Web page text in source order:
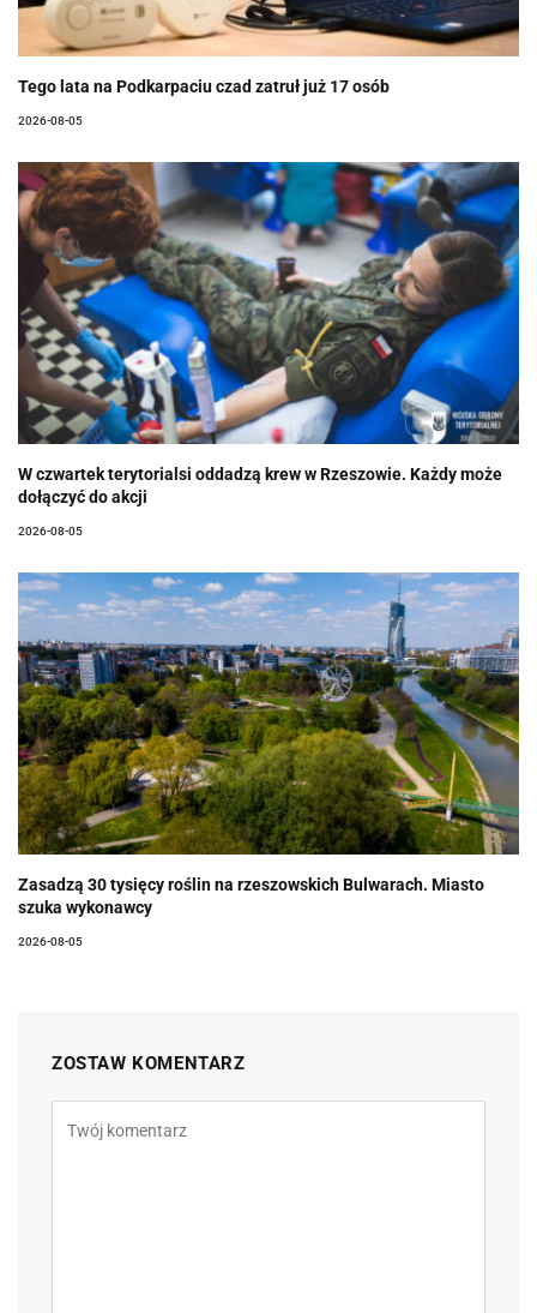
Tego lata na Podkarpaciu czad zatruł już 17 osób
2026-08-05
W czwartek terytorialsi oddadzą krew w Rzeszowie. Każdy może
dołączyć do akcji
2026-08-05
Zasadzą 30 tysięcy roślin na rzeszowskich Bulwarach. Miasto
szuka wykonawcy
2026-08-05
ZOSTAW KOMENTARZ